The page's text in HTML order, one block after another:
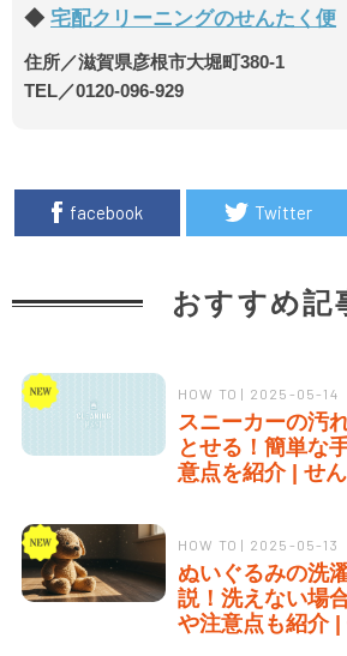
宅配クリーニングのせんたく便
住所／滋賀県彦根市大堀町380-1
TEL／0120-096-929
facebook Twitter
おすすめ記
HOW TO | 2025-05-14
スニーカーの汚
とせる！簡単な
意点を紹介 | せ
HOW TO | 2025-05-13
ぬいぐるみの洗
説！洗えない場
や注意点も紹介